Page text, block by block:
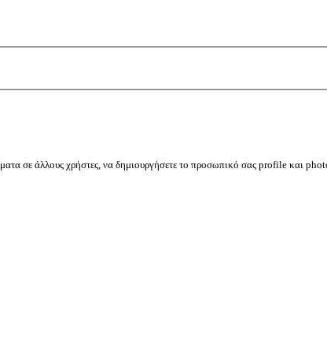
σε άλλους χρήστες, να δημιουργήσετε το προσωπικό σας profile και